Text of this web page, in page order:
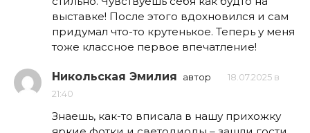
выставке! После этого вдохновился и сам
придумал что-то крутенькое. Теперь у меня
тоже классное первое впечатление!
Никольская Эмилия автор
18.07.2025 в
21:40
Знаешь, как-то вписала в нашу прихожку